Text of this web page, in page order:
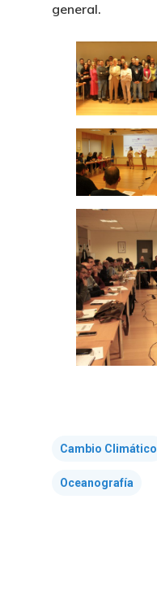
general.
Cambio Climático
Oceanografía